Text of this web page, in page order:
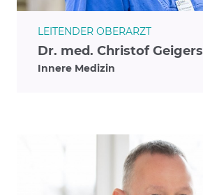
LEITENDER OBERARZT
Dr. med. Christof
Innere Medizin